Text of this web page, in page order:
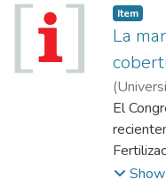
Hijo
misma
la
por
Item
La
(
Agrest,
El
el